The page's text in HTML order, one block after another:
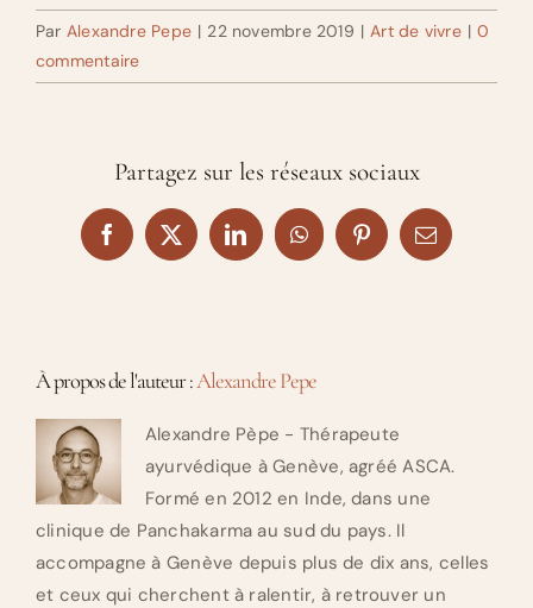
Par Alexandre Pepe | 22 novembre 2019 | Art de vivre | 0
commentaire
Partagez sur les réseaux sociaux
Facebook
X LinkedInWhatsAppPinterestEmail
À propos de l'auteur :Alexandre Pepe
Alexandre Pèpe - Thérapeute
ayurvédique à Genève, agréé ASCA.
Formé en 2012 en Inde, dans une
clinique de Panchakarma au sud du pays. Il
accompagne à Genève depuis plus de dix ans, celles
et ceux qui cherchent à ralentir, à retrouver un